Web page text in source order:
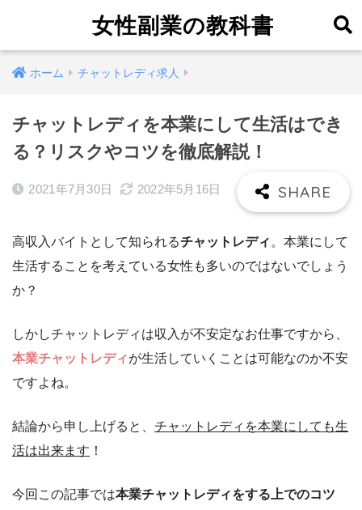
女性副業の教科書
ホーム チャットレディ求人
チャットレディを本業にして生活はでき
る？リスクやコツを徹底解説！
2021年7月30日 2022年5月16日
高収入バイトとして知られるチャットレディ 。本業にして
生活することを考えている女性も多いのではないでしょう
か？
しかしチャットレディは収入が不安定なお仕事ですから、
本業チャットレディが生活していくことは可能なのか不安
ですよね。
結論から申し上げると、 チャットレディを本業にしても生
活は出来ます ！
今回この記事では本業チャットレディをする上でのコツ